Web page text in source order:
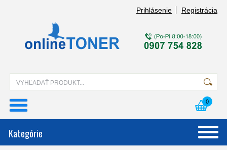
Prihlásenie Registrácia
0
Kategórie